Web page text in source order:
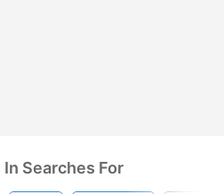
Searches For